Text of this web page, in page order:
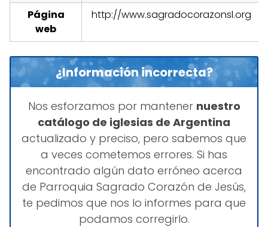
Página
web
http://www.sagradocorazonsl.org
¿Información incorrecta?
Nos esforzamos por mantener nuestro
catálogo de iglesias de Argentina
actualizado y preciso, pero sabemos que
a veces cometemos errores. Si has
encontrado algún dato erróneo acerca
de Parroquia Sagrado Corazón de Jesús,
te pedimos que nos lo informes para que
podamos corregirlo.